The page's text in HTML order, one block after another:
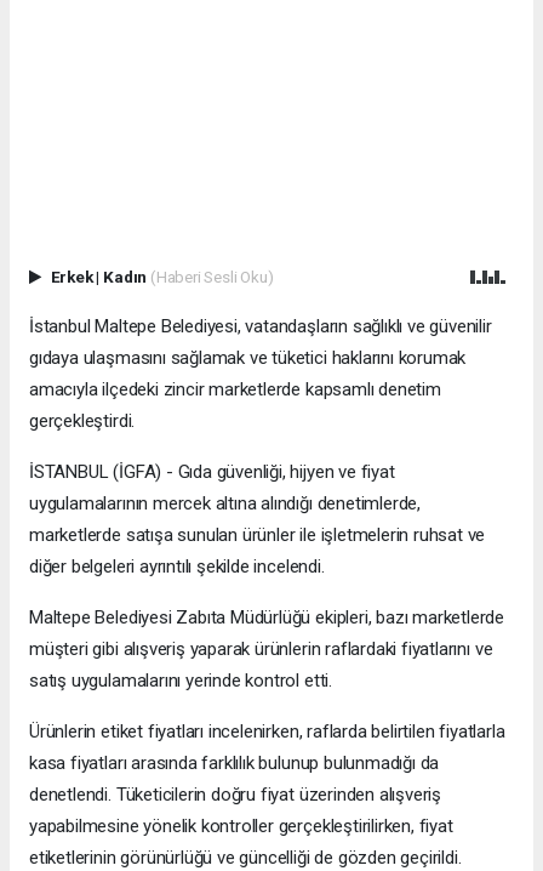
Erkek| Kadın (Haberi Sesli Oku)
İstanbul Maltepe Belediyesi, vatandaşların sağlıklı ve güvenilir
gıdaya ulaşmasını sağlamak ve tüketici haklarını korumak
amacıyla ilçedeki zincir marketlerde kapsamlı denetim
gerçekleştirdi.
İSTANBUL (İGFA) - Gıda güvenliği, hijyen ve fiyat
uygulamalarının mercek altına alındığı denetimlerde,
marketlerde satışa sunulan ürünler ile işletmelerin ruhsat ve
diğer belgeleri ayrıntılı şekilde incelendi.
Maltepe Belediyesi Zabıta Müdürlüğü ekipleri, bazı marketlerde
müşteri gibi alışveriş yaparak ürünlerin raflardaki fiyatlarını ve
satış uygulamalarını yerinde kontrol etti.
Ürünlerin etiket fiyatları incelenirken, raflarda belirtilen fiyatlarla
kasa fiyatları arasında farklılık bulunup bulunmadığı da
denetlendi. Tüketicilerin doğru fiyat üzerinden alışveriş
yapabilmesine yönelik kontroller gerçekleştirilirken, fiyat
etiketlerinin görünürlüğü ve güncelliği de gözden geçirildi.